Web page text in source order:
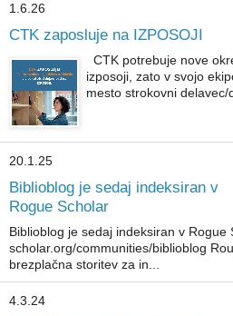
1.6.26
CTK zaposluje na IZPOSOJI
CTK potrebuje nove
izposoji, zato v svojo
mesto strokovni
20.1.25
Biblioblog je sedaj indeksiran v
Rogue Scholar
Biblioblog je sedaj indeksiran v Rogue
scholar.org/communities/biblioblog
brezplačna storitev za in...
4.3.24